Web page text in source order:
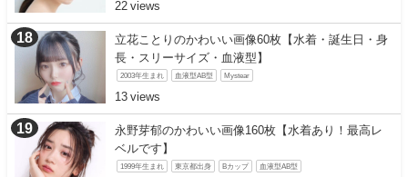
22
立花ことりのかわいい画像60枚【水着・誕生日・身
長・スリーサイズ・血液型】
2003年生まれ 血液型AB型 Mystear
13
永野芽郁のかわいい画像160枚【水着あり！最高レ
ベルです】
1999年生まれ 東京都出身 Bカップ 血液型AB型